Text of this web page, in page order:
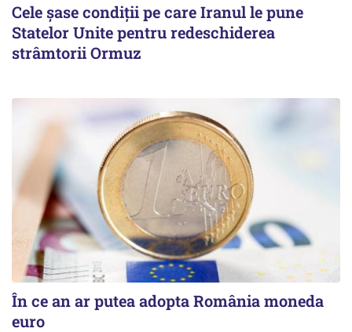
Cele șase condiții pe care Iranul le pune
Statelor Unite pentru redeschiderea
strâmtorii Ormuz
În ce an ar putea adopta România moneda
euro